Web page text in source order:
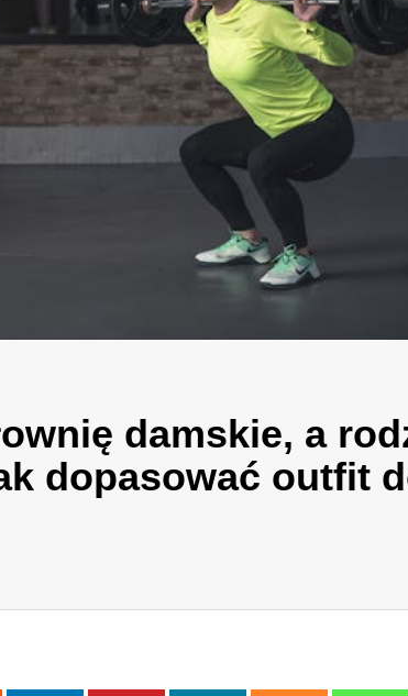
damskie, a
dopasować outfit